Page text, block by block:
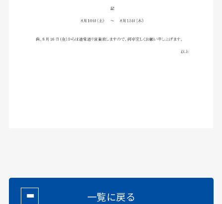
一覧に戻る